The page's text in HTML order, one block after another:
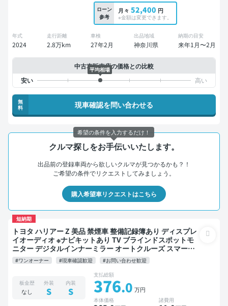
ローン
参考
月々 52,400 円
※金額は変更できます。
年式
2024
走行距離
2.8万km
車検
27年2月
出品地域
神奈川県
納期の目安
来年1月〜2月
中古車販売店の価格との比較
平均相場
無
料
現車確認を問い合わせる
クルマ探しをお手伝いいたします。
出品前の登録車両から欲しいクルマが見つかるかも？！
ご希望の条件でリクエストしてみましょう。
購入希望車リクエストはこちら
短納期
トヨタ ハリアー Z 美品 禁煙車 整備記録簿あり ディスプレ
イオーディオ ※ナビキットあり TV ブラインドスポットモ
ニター デジタルインナーミラー オートクルーズ スマート
キー ETC 電動バックドア バックモニター 全方位カメラ ド
ライブレコーダー 衝突軽減
#ワンオーナー #現車確認歓迎 #お問い合わせ歓迎
板金歴
なし
外装
S
内装
S
支払総額
376.0 万円
本体価格 諸費用
希望の条件を入力するだけ！